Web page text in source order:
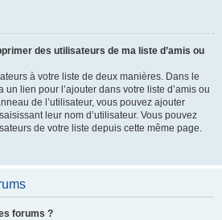
des utilisateurs de ma liste d’amis ou
à votre liste de deux manières. Dans le
lien pour l’ajouter dans votre liste d’amis ou
de l’utilisateur, vous pouvez ajouter
leur nom d’utilisateur. Vous pouvez
de votre liste depuis cette même page.
forums ?